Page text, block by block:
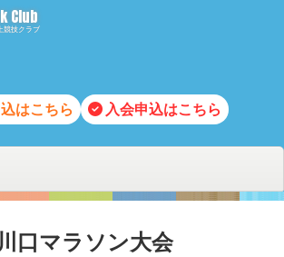
Club
競技クラブ
はこちら 入会申込はこちら
口マラソン大会